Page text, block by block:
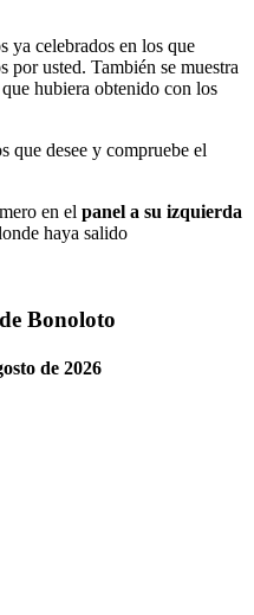
ya celebrados en los que
por usted. También se muestra
hubiera obtenido con los
que desee y compruebe el
en el panel a su izquierda
haya salido
Bonoloto
de 2026